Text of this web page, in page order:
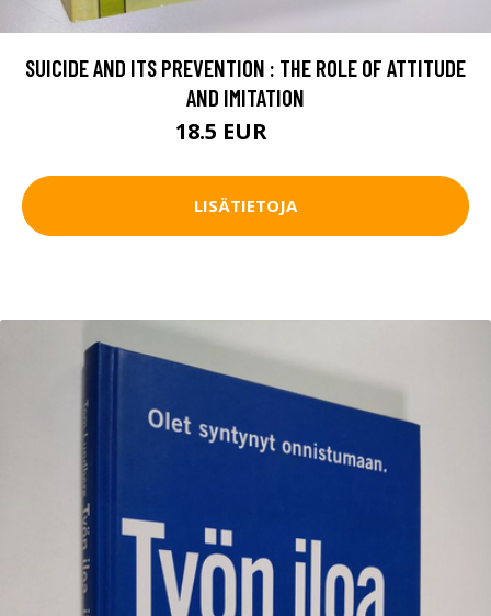
SUICIDE AND ITS PREVENTION : THE ROLE OF ATTITUDE
AND IMITATION
18.5 EUR
LISÄTIETOJA